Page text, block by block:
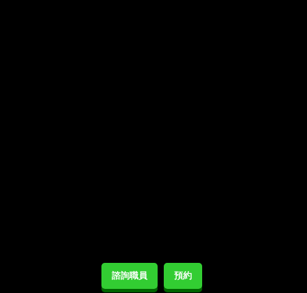
諮詢職員 預約